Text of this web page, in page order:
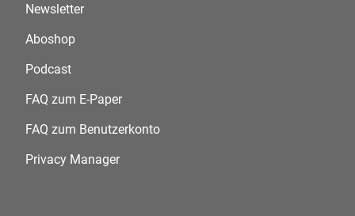
Newsletter
Aboshop
Podcast
FAQ zum E-Paper
FAQ zum Benutzerkonto
Privacy Manager